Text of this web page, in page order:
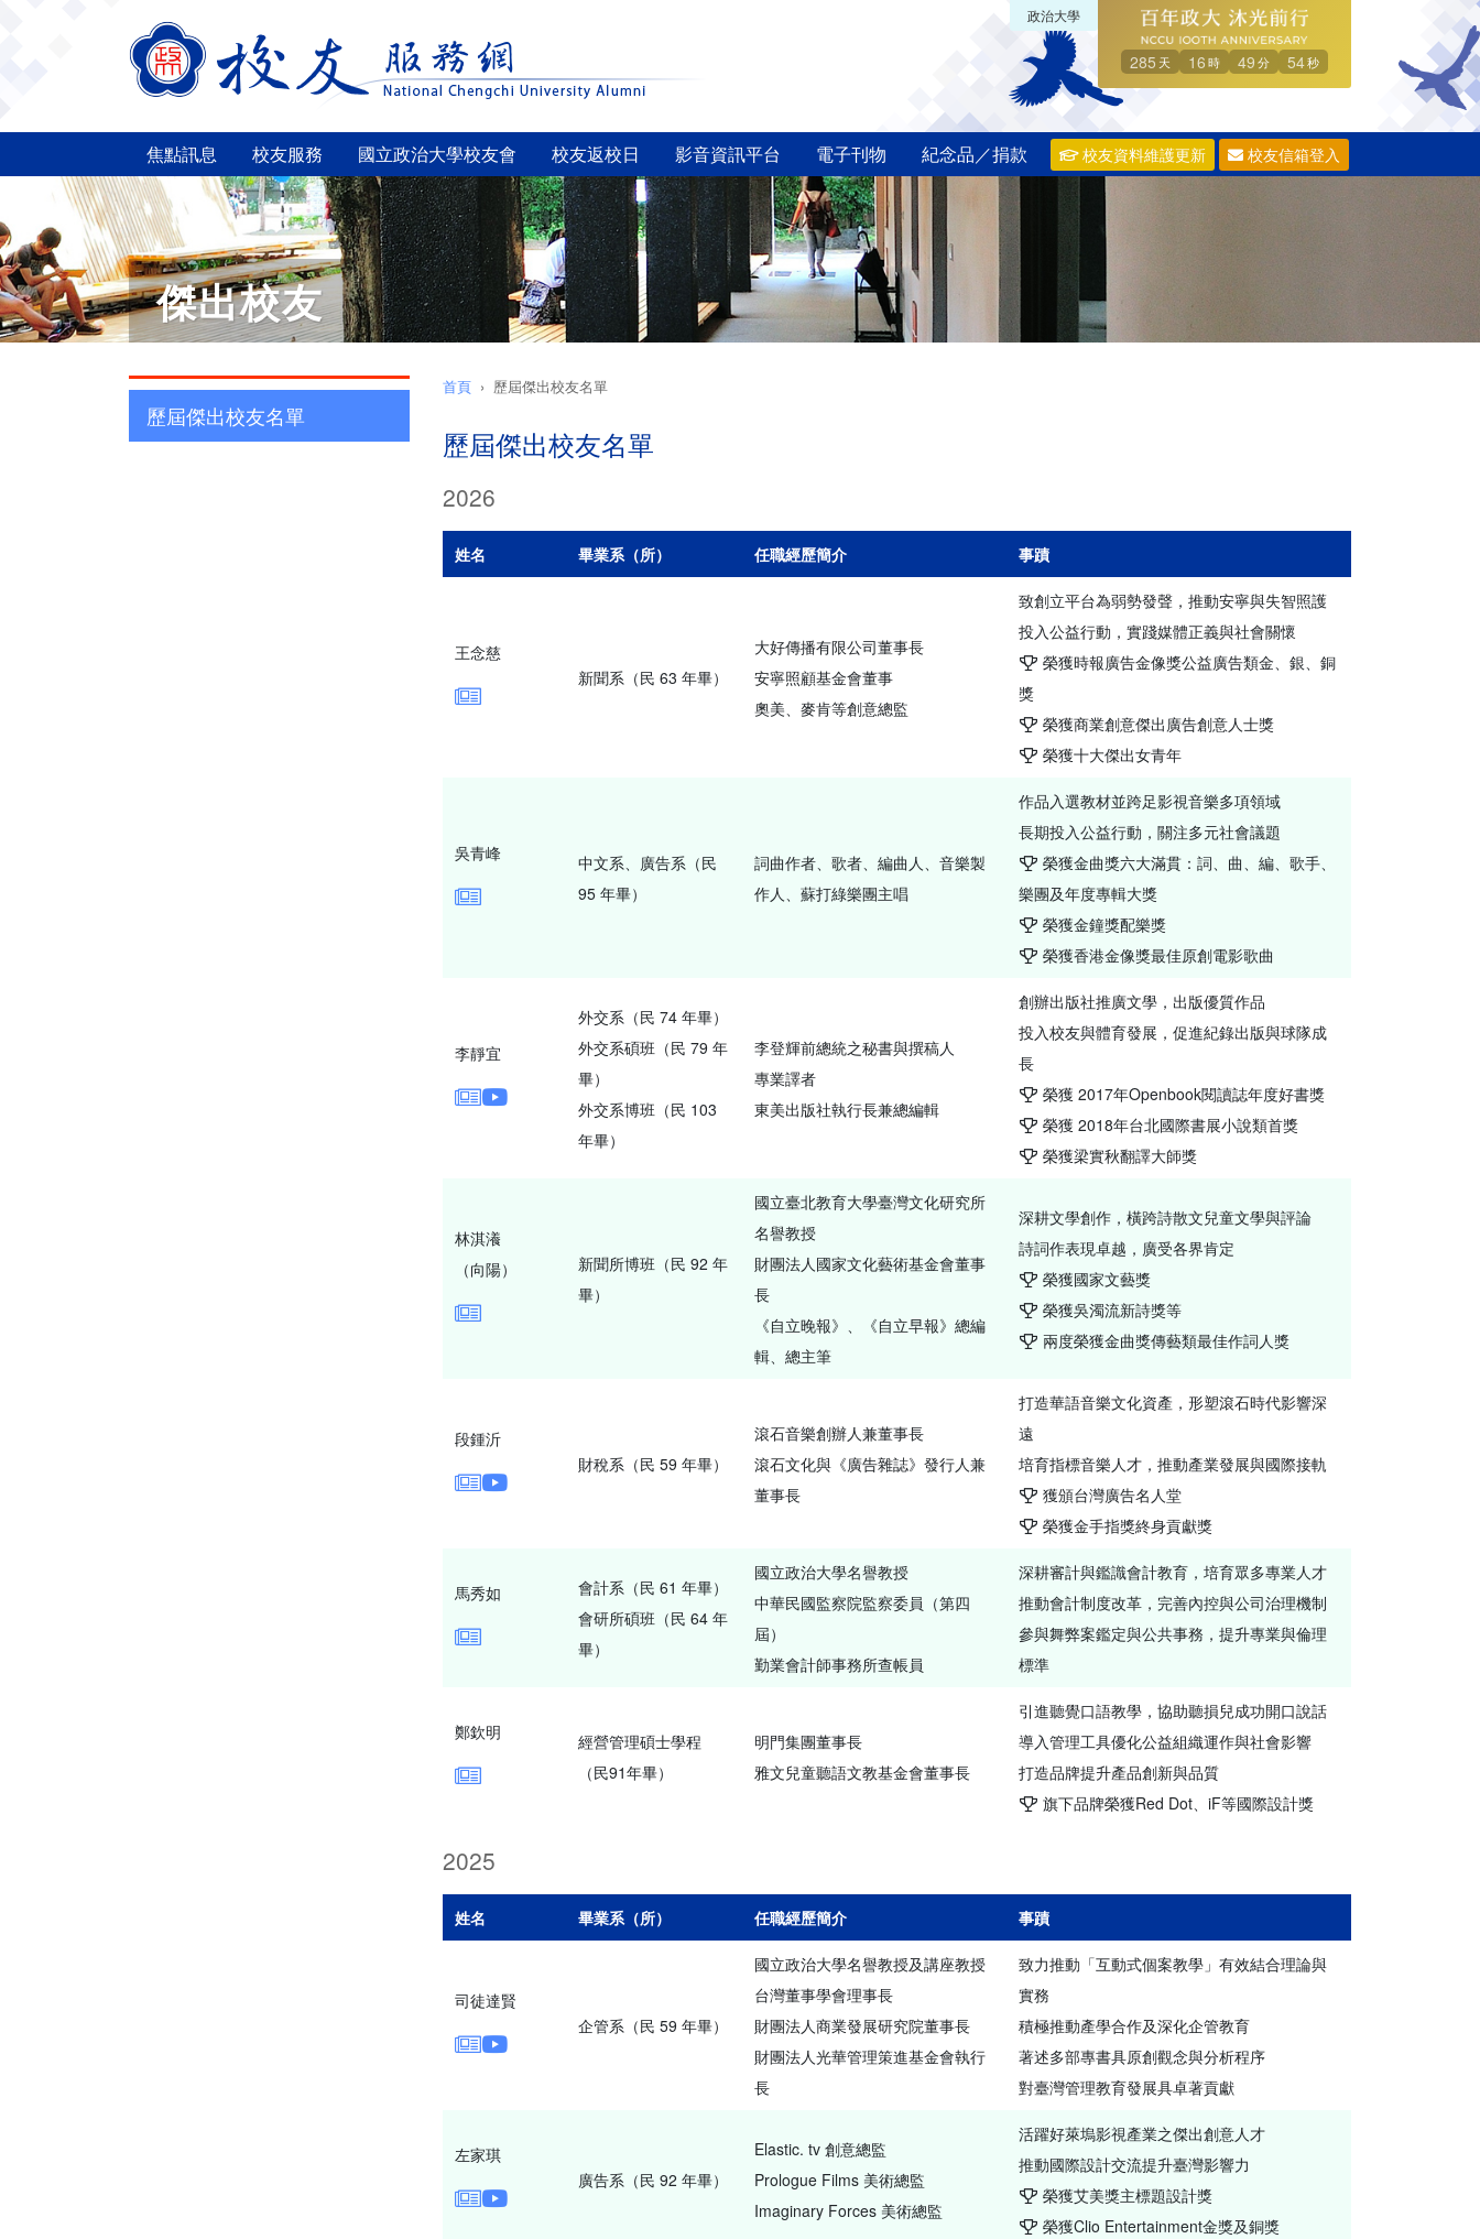
政治大學
285 天 16時 49分 53秒
焦點訊息 校友服務 國立政治大學校友會 校友返校日 影音資訊平台 電子刊物 紀念品／捐款 校友資料維護更新 校友信箱登入
傑出校友
歷屆傑出校友名單
首頁 歷屆傑出校友名單
歷屆傑出校友名單
2026
姓名 畢業系（所） 任職經歷簡介 事蹟
王念慈
新聞系（民 63 年畢）
大好傳播有限公司董事長
安寧照顧基金會董事
奧美、麥肯等創意總監
致創立平台為弱勢發聲，推動安寧與失智照護
投入公益行動，實踐媒體正義與社會關懷
榮獲時報廣告金像獎公益廣告類金、銀、銅
獎
榮獲商業創意傑出廣告創意人士獎
榮獲十大傑出女青年
吳青峰
中文系、廣告系（民
95 年畢）
詞曲作者、歌者、編曲人、音樂製
作人、蘇打綠樂團主唱
作品入選教材並跨足影視音樂多項領域
長期投入公益行動，關注多元社會議題
榮獲金曲獎六大滿貫：詞、曲、編、歌手、
樂團及年度專輯大獎
榮獲金鐘獎配樂獎
榮獲香港金像獎最佳原創電影歌曲
李靜宜
外交系（民 74 年畢）
外交系碩班（民 79 年
畢）
外交系博班（民 103
年畢）
李登輝前總統之秘書與撰稿人
專業譯者
東美出版社執行長兼總編輯
創辦出版社推廣文學，出版優質作品
投入校友與體育發展，促進紀錄出版與球隊成
長
榮獲 2017年Openbook閱讀誌年度好書獎
榮獲 2018年台北國際書展小說類首獎
榮獲梁實秋翻譯大師獎
林淇瀁
（向陽）
新聞所博班（民 92 年
畢）
國立臺北教育大學臺灣文化研究所
名譽教授
財團法人國家文化藝術基金會董事
長
《自立晚報》、《自立早報》總編
輯、總主筆
深耕文學創作，橫跨詩散文兒童文學與評論
詩詞作表現卓越，廣受各界肯定
榮獲國家文藝獎
榮獲吳濁流新詩獎等
兩度榮獲金曲獎傳藝類最佳作詞人獎
段鍾沂
財稅系（民 59 年畢）
滾石音樂創辦人兼董事長
滾石文化與《廣告雜誌》發行人兼
董事長
打造華語音樂文化資產，形塑滾石時代影響深
遠
培育指標音樂人才，推動產業發展與國際接軌
獲頒台灣廣告名人堂
榮獲金手指獎終身貢獻獎
馬秀如
會計系（民 61 年畢）
會研所碩班（民 64 年
畢）
國立政治大學名譽教授
中華民國監察院監察委員（第四
屆）
勤業會計師事務所查帳員
深耕審計與鑑識會計教育，培育眾多專業人才
推動會計制度改革，完善內控與公司治理機制
參與舞弊案鑑定與公共事務，提升專業與倫理
標準
鄭欽明
經營管理碩士學程
（民91年畢）
明門集團董事長
雅文兒童聽語文教基金會董事長
引進聽覺口語教學，協助聽損兒成功開口說話
導入管理工具優化公益組織運作與社會影響
打造品牌提升產品創新與品質
旗下品牌榮獲Red Dot、iF等國際設計獎
2025
姓名 畢業系（所） 任職經歷簡介 事蹟
司徒達賢
企管系（民 59 年畢）
國立政治大學名譽教授及講座教授
台灣董事學會理事長
財團法人商業發展研究院董事長
財團法人光華管理策進基金會執行
長
致力推動「互動式個案教學」有效結合理論與
實務
積極推動產學合作及深化企管教育
著述多部專書具原創觀念與分析程序
對臺灣管理教育發展具卓著貢獻
左家琪
廣告系（民 92 年畢）
Elastic. tv 創意總監
Prologue Films 美術總監
Imaginary Forces 美術總監
活躍好萊塢影視產業之傑出創意人才
推動國際設計交流提升臺灣影響力
榮獲艾美獎主標題設計獎
榮獲Clio Entertainment金獎及銅獎